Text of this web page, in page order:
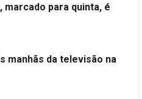
marcado para quinta, é
manhãs da televisão na